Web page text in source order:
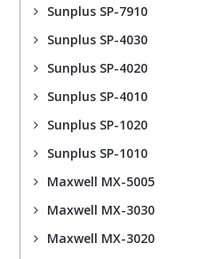
Sunplus SP-7910
Sunplus SP-4030
Sunplus SP-4020
Sunplus SP-4010
Sunplus SP-1020
Sunplus SP-1010
Maxwell MX-5005
Maxwell MX-3030
Maxwell MX-3020